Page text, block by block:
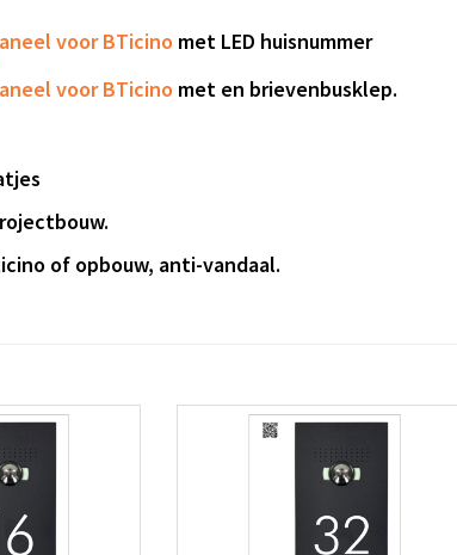
voorBTicino met LED huisnummer
voorBTicino met en brievenbusklep.
of opbouw, anti-vandaal.